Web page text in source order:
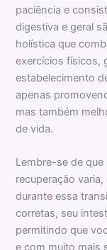
paciência e
digestiva e geral
holística que
exercícios físicos,
estabelecimento
apenas
mas também
de vida.
Lembre-se de
recuperação
durante essa
corretas, seu
permitindo que
e com muito mais